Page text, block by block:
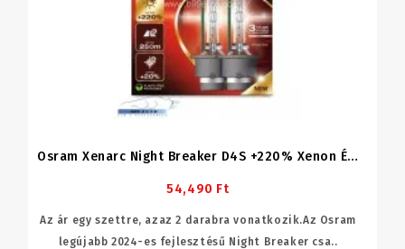
Osram Xenarc Night Breaker D4S +220% Xenon Égő
54,490 Ft
Az ár egy szettre, azaz 2 darabra vonatkozik.Az Osram
legújabb 2024-es fejlesztésű Night Breaker csa..